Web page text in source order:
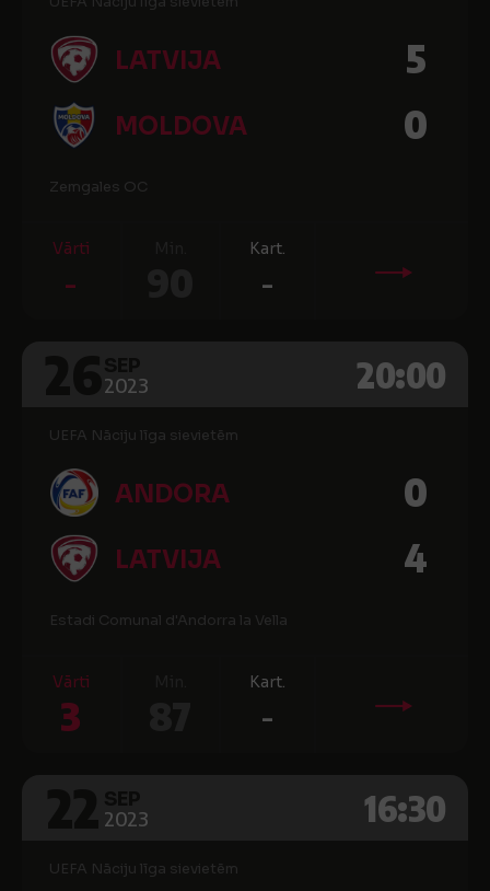
LATVIJA 5
MOLDOVA 0
Zemgales OC
Vārti
-
Kart.
-
2023 20:00
UEFA Nāciju līga sievietēm
ANDORA 0
LATVIJA 4
Estadi Comunal d'Andorra la Vella
Vārti
3
Kart.
-
2023 16:30
UEFA Nāciju līga sievietēm